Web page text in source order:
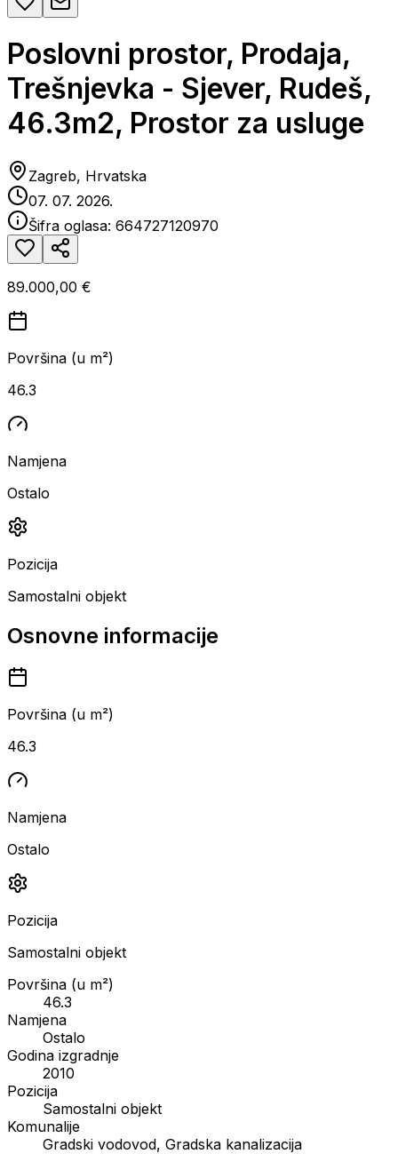
Poslovni prostor, Prodaja,
Trešnjevka - Sjever, Rudeš,
46.3m2, Prostor za usluge
Zagreb, Hrvatska
07. 07. 2026.
Šifra oglasa: 664727120970
89.000,00 €
Površina (u m²)
46.3
Namjena
Ostalo
Pozicija
Samostalni objekt
Osnovne informacije
Površina (u m²)
46.3
Namjena
Ostalo
Pozicija
Samostalni objekt
Površina (u m²)
46.3
Namjena
Ostalo
Godina izgradnje
2010
Pozicija
Samostalni objekt
Komunalije
Gradski vodovod, Gradska kanalizacija